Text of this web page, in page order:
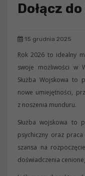
Dołącz
15 grudnia 2025
Rok 2026 to idealny
swoje możliwości w
Służba Wojskowa
nowe umiejętności,
z noszenia munduru.
Służba wojskowa to
psychiczny oraz
szansa na
doświadczenia